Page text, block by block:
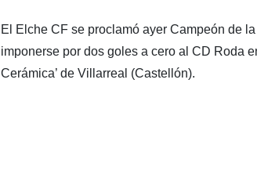
El Elche CF se proclamó ayer Campeón de
imponerse por dos goles a cero al CD Roda
Cerámica’ de Villarreal (Castellón).